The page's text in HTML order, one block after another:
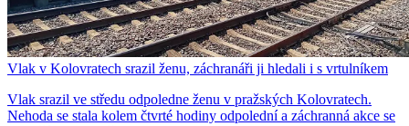
Vlak v Kolovratech srazil ženu, záchranáři ji hledali i s vrtulníkem
Vlak srazil ve středu odpoledne ženu v pražských Kolovratech.
Nehoda se stala kolem čtvrté hodiny odpolední a záchranná akce se